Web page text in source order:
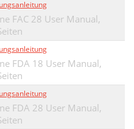
FAC 28 User Manual,
FDA 18 User Manual,
FDA 28 User Manual,